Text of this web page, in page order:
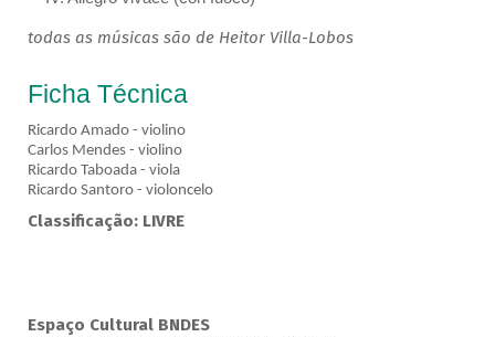
todas as músicas são de Heitor Villa-Lobos
Ficha Técnica
Ricardo Amado - violino
Carlos Mendes - violino
Ricardo Taboada - viola
Ricardo Santoro - violoncelo
Classificação: LIVRE
Espaço Cultural BNDES